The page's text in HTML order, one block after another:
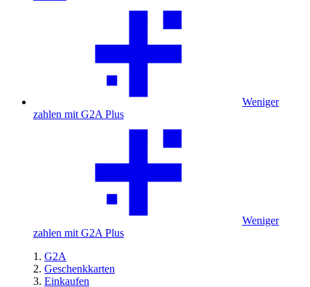
Weniger
zahlen mit G2A Plus
Weniger
zahlen mit G2A Plus
G2A
Geschenkkarten
Einkaufen